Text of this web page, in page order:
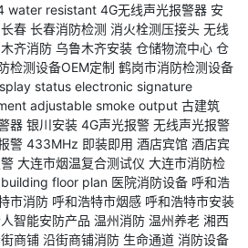
water resistant 4G无线声光报警器 安
长春 长春消防检测 消火栓测压接头 无线
齐消防 乌鲁木齐安装 仓储物流中心 仓
检测设备OEM定制 鹤岗市消防检测设备
status electronic signature
adjustable smoke output 古建筑
器 银川安装 4G声光报警 无线声光报警
警 433MHz 即装即用 酒店宾馆 酒店宾
大连市烟温复合测试仪 大连市消防检
building floor plan 医院消防设备 呼和浩
市消防 呼和浩特市烟感 呼和浩特市安装
智能安防产品 温州消防 温州养老 湘西
商铺 沿街商铺消防 生命通道 消防设备